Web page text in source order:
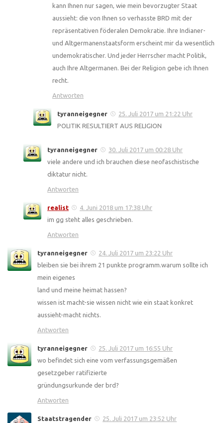
kann Ihnen nur sagen, wie mein bevorzugter Staat
aussieht: die von Ihnen so verhasste BRD mit der
repräsentativen föderalen Demokratie. Ihre Indianer-
und Altgermanenstaatsform erscheint mir da wesentlich
undemokratischer. Und jeder Herrscher macht Politik,
auch Ihre Altgermanen. Bei der Religion gebe ich Ihnen
recht.
Antworten
tyranneigegner
25. Juli 2017 um 21:22 Uhr
POLITIK RESULTIERT AUS RELIGION
tyranneigegner
30. Juli 2017 um 00:28 Uhr
viele andere und ich brauchen diese neofaschistische
diktatur nicht.
Antworten
realist
4. Juni 2018 um 17:38 Uhr
im gg steht alles geschrieben.
Antworten
tyranneigegner
24. Juli 2017 um 23:22 Uhr
bleiben sie bei ihrem 21 punkte programm.warum sollte ich
mein eigenes
land und meine heimat hassen?
wissen ist macht-sie wissen nicht wie ein staat konkret
aussieht-macht nichts.
Antworten
tyranneigegner
25. Juli 2017 um 16:55 Uhr
wo befindet sich eine vom verfassungsgemäßen
gesetzgeber ratifizierte
gründungsurkunde der brd?
Antworten
Staatstragender
25. Juli 2017 um 23:52 Uhr